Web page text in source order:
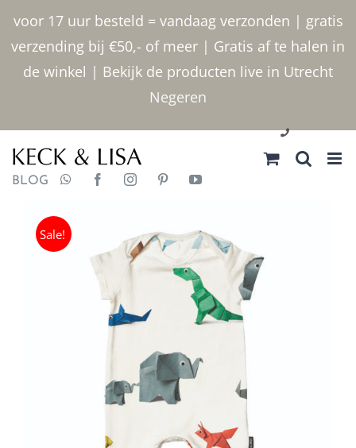
voor 17 uur besteld = vandaag verzonden | gratis
verzending bij €50,- of meer | Gratis af te halen in
de winkel | Bekijk de producten live in Utrecht
Negeren
inhoud
030 2400000
BLOG
Sale!